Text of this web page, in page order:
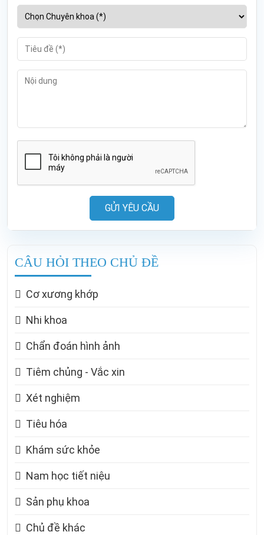
GỬI YÊU CẦU
CÂU HỎI THEO CHỦ ĐỀ
Cơ xương khớp
Nhi khoa
Chẩn đoán hình ảnh
Tiêm chủng - Vắc xin
Xét nghiệm
Tiêu hóa
Khám sức khỏe
Nam học tiết niệu
Sản phụ khoa
Chủ đề khác